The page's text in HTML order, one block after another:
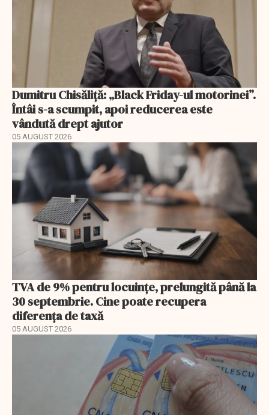
Dumitru Chisăliță: „Black Friday-ul motorinei”.
Întâi s-a scumpit, apoi reducerea este
vândută drept ajutor
05 AUGUST 2026
TVA de 9% pentru locuințe, prelungită până la
30 septembrie. Cine poate recupera
diferența de taxă
05 AUGUST 2026